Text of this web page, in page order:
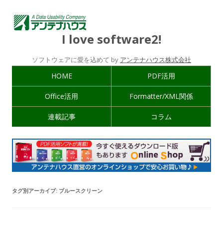
I love software2!
ソフトウェアに愛を込めて by アンテナハウス株式会社
HOME PDF活用
Office活用 Formatter/XML関係
連載記事 コラム
タグ別アーカイブ: ブルースクリーン